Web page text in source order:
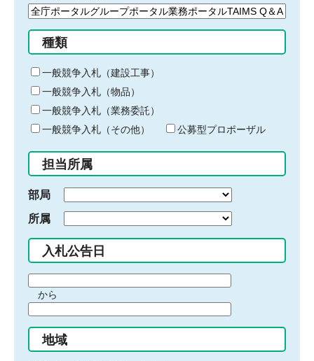
検
る
キ
ー
ワ
ー
ド
入
力
種類
一般競争入札（建設工事）
一般競争入札（物品）
一般競争入札（業務委託）
一般競争入札（その他）
公募型プロポーザル
担当所属
部局
所属
入札公告日
間
始
り
から
間
終
地域